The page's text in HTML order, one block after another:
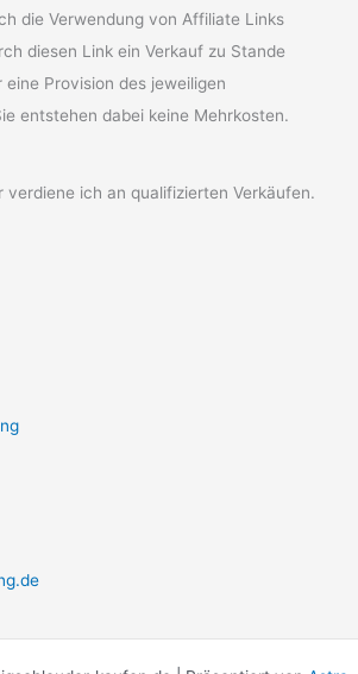
die Verwendung von Affiliate Links
diesen Link ein Verkauf zu Stande
Provision des jeweiligen
entstehen dabei keine Mehrkosten.
verdiene ich an qualifizierten Verkäufen.